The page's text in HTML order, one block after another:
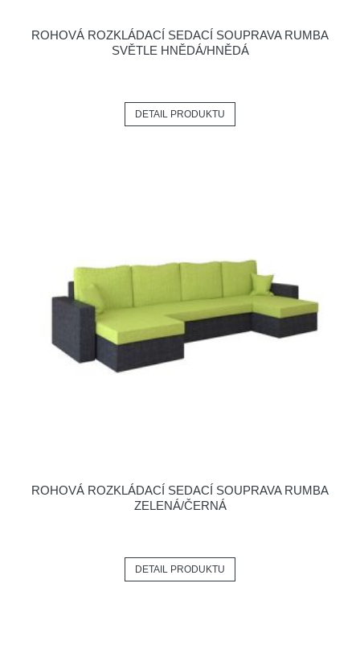
ROHOVÁ ROZKLÁDACÍ SEDACÍ SOUPRAVA RUMBA
SVĚTLE HNĚDÁ/HNĚDÁ
DETAIL PRODUKTU
ROHOVÁ ROZKLÁDACÍ SEDACÍ SOUPRAVA RUMBA
ZELENÁ/ČERNÁ
DETAIL PRODUKTU